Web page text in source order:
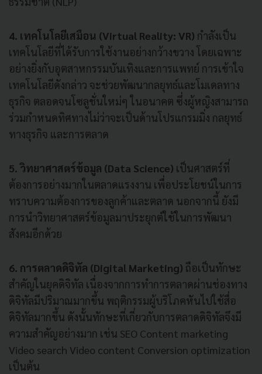
4. เทคโนโลยีเสมือน (Virtual Reality: VR) กำลังเป็น
เทคโนโลยีที่ได้รับการใช้งานอย่างกว้างขวาง โดยเฉพาะ
อย่างยิ่งกับอุตสาหกรรมบันเทิงและการแพทย์ การเข้าใจ
เทคโนโลยีดังกล่าว จะช่วยพัฒนากลยุทธ์และโมเดลทาง
ธุรกิจ ตลอดจนโซลูชั่นใหม่ๆ ในอนาคต ซึ่งผู้หญิงสามารถ
ร่วมกำหนดทิศทางไม่ว่าจะเป็นด้านโปรแกรมมิ่ง กลยุทธ์
ทางธุรกิจ และการตลาด
5. วิทยาศาสตร์ข้อมูล (Data Science) เป็นศาสตร์ที่
ต้องการอย่างมากในตลาดแรงงาน เพื่อประโยชน์ในการ
ทราบความต้องการของลูกค้าและตลาด นอกจากนี้ ยังมี
การนำวิทยาศาสตร์ข้อมูลมาประยุกต์ใช้ในการพัฒนา
สังคมอีกด้วย
6. การตลาดดิจิทัล (Digital Marketing) ถือเป็นทักษะ
สำคัญในยุคดิจิทัล เนื่องจากการทำการตลาดผ่านช่องทาง
ดิจิทัลมีปริมาณมากขึ้น พฤติกรรมผู้บริโภคหันไปใช้สื่อ
ดิจิทัลมากขึ้น ดังนั้นทักษะที่เกี่ยวกับการตลาดดิจิทัลจึงมี
ความสำคัญอย่างมาก เช่น SEO Content marketing
Video search Video content Conversion optimization
เป็นต้น